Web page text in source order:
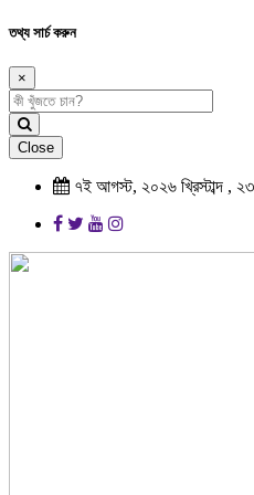
তথ্য সার্চ করুন
×
Close
৭ই আগস্ট, ২০২৬ খ্রিস্টাব্দ ,